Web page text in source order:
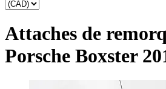
Attaches de
Porsche Boxster